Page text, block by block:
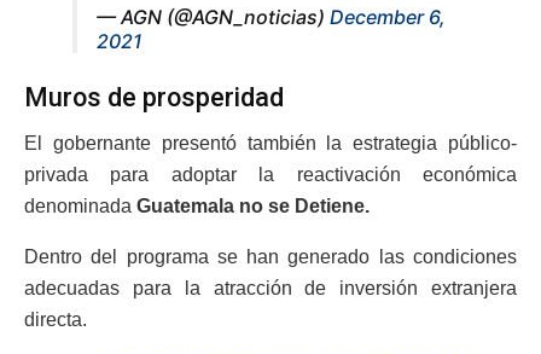
— AGN (@AGN_noticias) December 6,
2021
Muros de prosperidad
El gobernante presentó también la estrategia público-
privada para adoptar la reactivación económica
denominada Guatemala no se Detiene.
Dentro del programa se han generado las condiciones
adecuadas para la atracción de inversión extranjera
directa.